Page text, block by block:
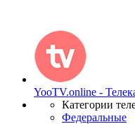
YooTV.online -
Категории
Федеральные